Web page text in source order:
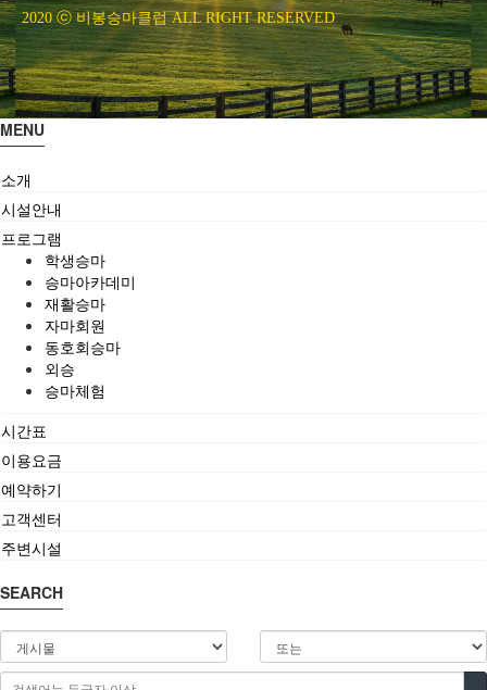
2020 ⓒ 비봉승마클럽 ALL RIGHT RESERVED
MENU
소개
시설안내
프로그램
학생승마
승마아카데미
재활승마
자마회원
동호회승마
외승
승마체험
시간표
이용요금
예약하기
고객센터
주변시설
SEARCH